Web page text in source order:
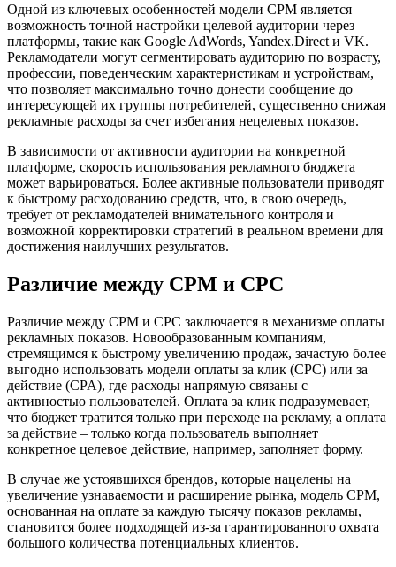
Одной из ключевых особенностей модели CPM является
возможность точной настройки целевой аудитории через
платформы, такие как Google AdWords, Yandex.Direct и VK.
Рекламодатели могут сегментировать аудиторию по возрасту,
профессии, поведенческим характеристикам и устройствам,
что позволяет максимально точно донести сообщение до
интересующей их группы потребителей, существенно снижая
рекламные расходы за счет избегания нецелевых показов.
В зависимости от активности аудитории на конкретной
платформе, скорость использования рекламного бюджета
может варьироваться. Более активные пользователи приводят
к быстрому расходованию средств, что, в свою очередь,
требует от рекламодателей внимательного контроля и
возможной корректировки стратегий в реальном времени для
достижения наилучших результатов.
Различие между CPM и CPC
Различие между CPM и CPC заключается в механизме оплаты
рекламных показов. Новообразованным компаниям,
стремящимся к быстрому увеличению продаж, зачастую более
выгодно использовать модели оплаты за клик (CPC) или за
действие (CPA), где расходы напрямую связаны с
активностью пользователей. Оплата за клик подразумевает,
что бюджет тратится только при переходе на рекламу, а оплата
за действие – только когда пользователь выполняет
конкретное целевое действие, например, заполняет форму.
В случае же устоявшихся брендов, которые нацелены на
увеличение узнаваемости и расширение рынка, модель CPM,
основанная на оплате за каждую тысячу показов рекламы,
становится более подходящей из-за гарантированного охвата
большого количества потенциальных клиентов.